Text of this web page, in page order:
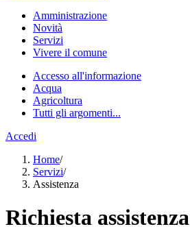
Amministrazione
Novità
Servizi
Vivere il comune
Accesso all'informazione
Acqua
Agricoltura
Tutti gli argomenti...
Accedi
Home/
Servizi/
Assistenza
Richiesta assistenza